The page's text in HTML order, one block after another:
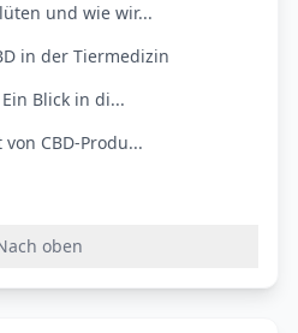
und wie wir...
in der Tiermedizin
Blick in di...
CBD-Produ...
oben